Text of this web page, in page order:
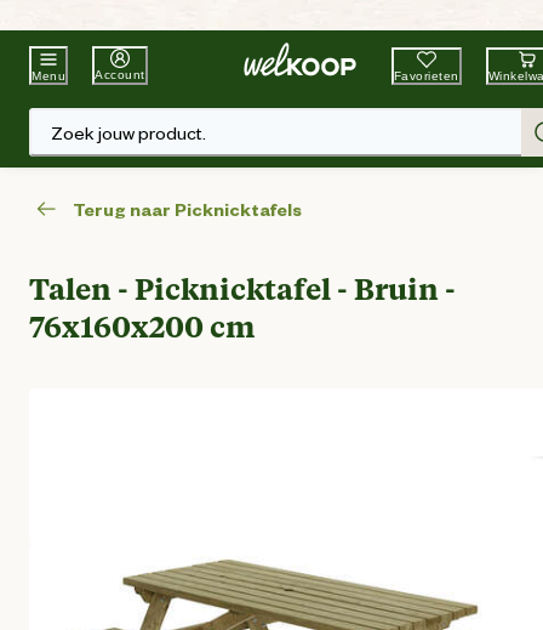
Beste WinkelketenTuin & Dier
Menu Account Favorieten
Zoek jouw product.
Terug naar Picknicktafels
Talen - Picknicktafel - Bruin -
76x160x200 cm